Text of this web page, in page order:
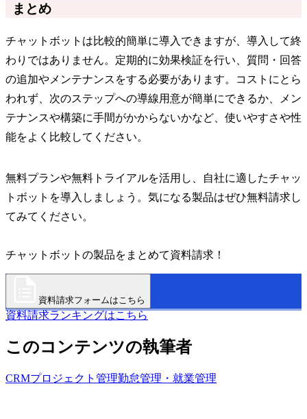
まとめ
チャットボットは比較的簡単に導入できますが、導入して終
わりではありません。定期的に効果検証を行い、質問・回答
の追加やメンテナンスをする必要があります。コストにとら
われず、次のステップへの導線用意が簡単にできるか、メン
テナンスや構築に手間がかからないかなど、使いやすさや性
能をよく比較してください。
無料プランや無料トライアルを活用し、自社に適したチャッ
トボットを導入しましょう。気になる製品はぜひ無料請求し
てみてください。
チャットボットの製品をまとめて資料請求！
資料請求フォームはこちら
資料請求ランキングはこちら
このコンテンツの執筆者
CRMプロジェクト管理勤怠管理・就業管理